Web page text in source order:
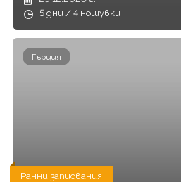
5 дни / 4 нощувки
Гърция
Ранни записвания